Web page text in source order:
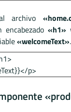
archivo
encabezado «h1»
«welcomeText».
p>